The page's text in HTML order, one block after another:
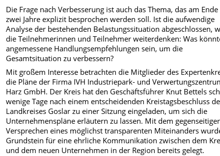
Die Frage nach Verbesserung ist auch das Thema, das am
zwei Jahre explizit besprochen werden soll. Ist die aufwendige
Analyse der bestehenden Belastungssituation abgeschlossen,
die Teilnehmerinnen und Teilnehmer weiterdenken: Was
angemessene Handlungsempfehlungen sein, um die
Gesamtsituation zu verbessern?
Mit großem Interesse betrachten die Mitglieder des
die Pläne der Firma IVH Industriepark- und
Harz GmbH. Der Kreis hat den Geschäftsführer Knut Bettels
wenige Tage nach einem entscheidenden Kreistagsbeschluss
Landkreises Goslar zu einer Sitzung eingeladen, um sich die
Unternehmenspläne erläutern zu lassen. Mit dem
Versprechen eines möglichst transparenten Miteinanders
Grundstein für eine ehrliche Kommunikation zwischen dem
und dem neuen Unternehmen in der Region bereits gelegt.